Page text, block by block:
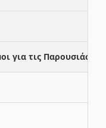
τις Παρουσιάσεις